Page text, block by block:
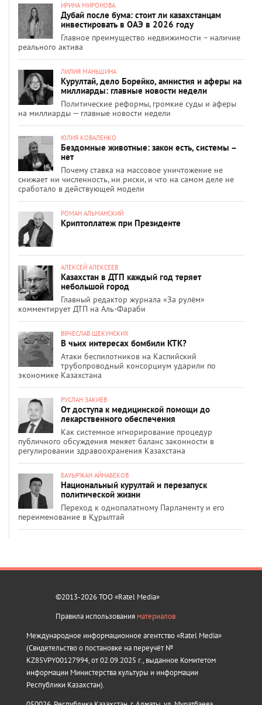
ИРИНА МИРОНОВА
Дубай после бума: стоит ли казахстанцам
инвестировать в ОАЭ в 2026 году
Главное преимущество недвижимости – наличие
реального актива
ЛИЛИЯ МАНЬШИНА
Курултай, дело Борейко, амнистия и аферы на
миллиарды: главные новости недели
Политические реформы, громкие суды и аферы
на миллиарды — главные новости недели
ЮЛИЯ КОВАЛЕНКО
Бездомные животные: закон есть, системы –
нет
Почему ставка на массовое уничтожение не
снижает ни численность, ни риски, и что на самом деле не
сработало в действующей модели
РОМАН АЛЬМАНСКИЙ
Криптоплатеж при Президенте
АЛЕКСЕЙ АЛЕКСЕЕВ
Казахстан в ДТП каждый год теряет
небольшой город
Главный редактор журнала «За рулём»
комментирует ДТП на Аль-Фараби
ВЯЧЕСЛАВ ЩЕКУНСКИХ
В чьих интересах бомбили КТК?
Атаки беспилотников на Каспийский
трубопроводный консорциум ударили по
экономике Казахстана
РУСЛАН ЗАКИЕВ
От доступа к медицинской помощи до
лекарственного обеспечения
Как системное игнорирование процедур
публичного обсуждения меняет баланс законности в
регулировании здравоохранения Казахстана
БАУЫРЖАН АЙНАБЕКОВ
Национальный курултай и перезапуск
политической жизни
Переход к однопалатному Парламенту и его
переименование в Құрылтай
©2013-2026 ТОО «Ratel Media»
Правила использования материалов
Международное информационное агентство «Ratel Media»
(Свидетельство о постановке на переучёт №
KZ85VPY00127994, от 02.09.2025 г., выданное Комитетом
информации Министерства культуры и информации
Республики Казахстан).